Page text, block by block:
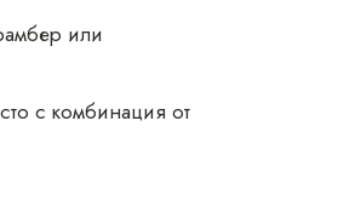
или
с комбинация от